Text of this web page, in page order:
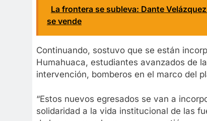
La frontera se subleva: Dante
se vende
Continuando, sostuvo que se están
Humahuaca, estudiantes avanzados de
intervención, bomberos en el marco del
“Estos nuevos egresados se van a
solidaridad a la vida institucional de las